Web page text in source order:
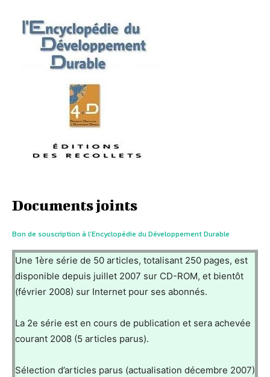
Documents joints
Bon de souscription à l’Encyclopédie du Développement Durable
Une 1ère série de 50 articles, totalisant 250 pages, est
disponible depuis juillet 2007 sur CD-ROM, et bientôt
(février 2008) sur Internet pour ses abonnés.
La 2e série est en cours de publication et sera achevée
courant 2008 (5 articles parus).
Sélection d’articles parus (actualisation décembre 2007)